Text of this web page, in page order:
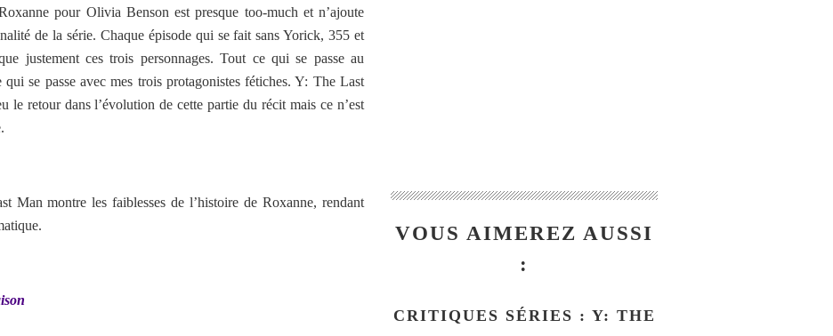
pour Olivia Benson est presque too-much et n’ajoute
de la série. Chaque épisode qui se fait sans Yorick, 355 et
justement ces trois personnages. Tout ce qui se passe au
se passe avec mes trois protagonistes fétiches. Y: The Last
le retour dans l’évolution de cette partie du récit mais ce n’est
Man montre les faiblesses de l’histoire de Roxanne, rendant
VOUS AIMEREZ AUSSI
:
CRITIQUES SÉRIES : Y: THE